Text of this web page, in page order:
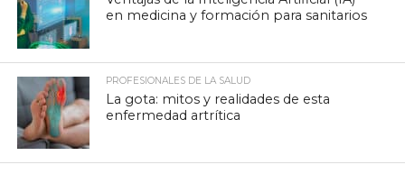
en medicina y formación para sanitarios
PROFESIONALES DE LA SALUD
La gota: mitos y realidades de esta
enfermedad artrítica